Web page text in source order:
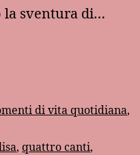
la sventura di…
di vita quotidiana,
, quattro canti,